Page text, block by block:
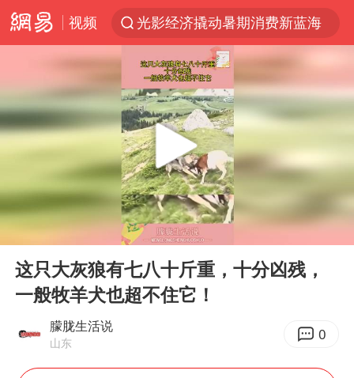
视频
光影经济撬动暑期消费新蓝海
微信又有新功能，你可以“撤回”你的撤回了！
新疆优化调整景区内自驾服务费
《欢迎来龙餐馆》口碑
情侣在平潭拍日出时坠崖致一死一伤
白海豚将正面袭击贯穿浙江
宇树王兴兴被问了360多个问题
全民健身事业高质量发展
Play
00:00 00:10
这只大灰狼有七八十斤重，十分凶残，
一般牧羊犬也超不住它！
朦胧生活说
山东 0